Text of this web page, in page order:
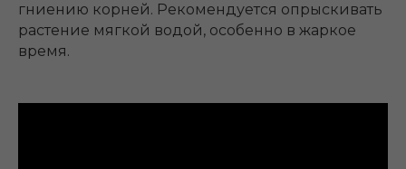
гниению корней. Рекомендуется опрыскивать
растение мягкой водой, особенно в жаркое
время.